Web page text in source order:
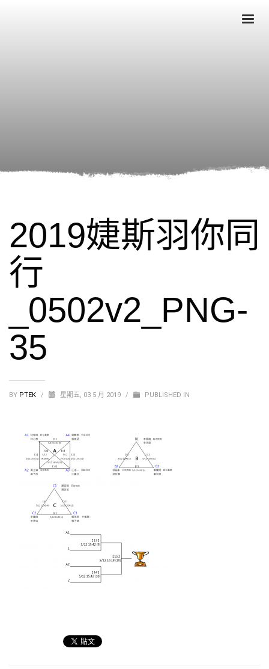
2019婕斯羽你同
行
_0502v2_PNG-
35
BY PTEK / 星期五, 03 5 月 2019 / PUBLISHED IN